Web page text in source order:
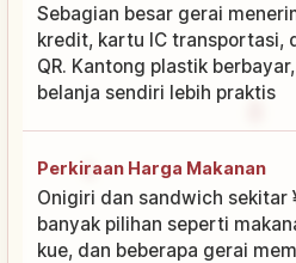
Sebagian besar gerai
kredit, kartu IC transportasi,
QR. Kantong plastik
belanja sendiri lebih praktis
Perkiraan Harga Makanan
Onigiri dan sandwich sekitar
banyak pilihan seperti
kue, dan beberapa gerai